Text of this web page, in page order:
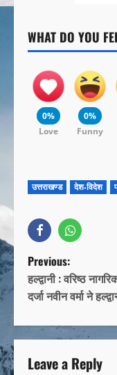
WHAT DO YOU
0%
Love
0%
Funny
उत्तराखण्ड देश-विदेश
Previous:
हल्द्वानी : वरिष्ठ
दर्जा नवीन वर्मा ने
Leave a Reply